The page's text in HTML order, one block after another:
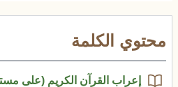
محتوي الكلمة
إعراب القرآن الكريم (على